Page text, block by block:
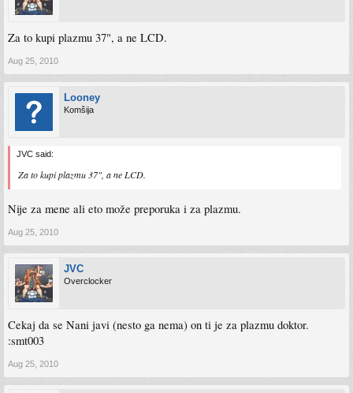
Za to kupi plazmu 37", a ne LCD.
Aug 25, 2010
Looney
Komšija
JVC said:
Za to kupi plazmu 37", a ne LCD.
Nije za mene ali eto može preporuka i za plazmu.
Aug 25, 2010
JVC
Overclocker
Cekaj da se Nani javi (nesto ga nema) on ti je za plazmu doktor.
:smt003
Aug 25, 2010